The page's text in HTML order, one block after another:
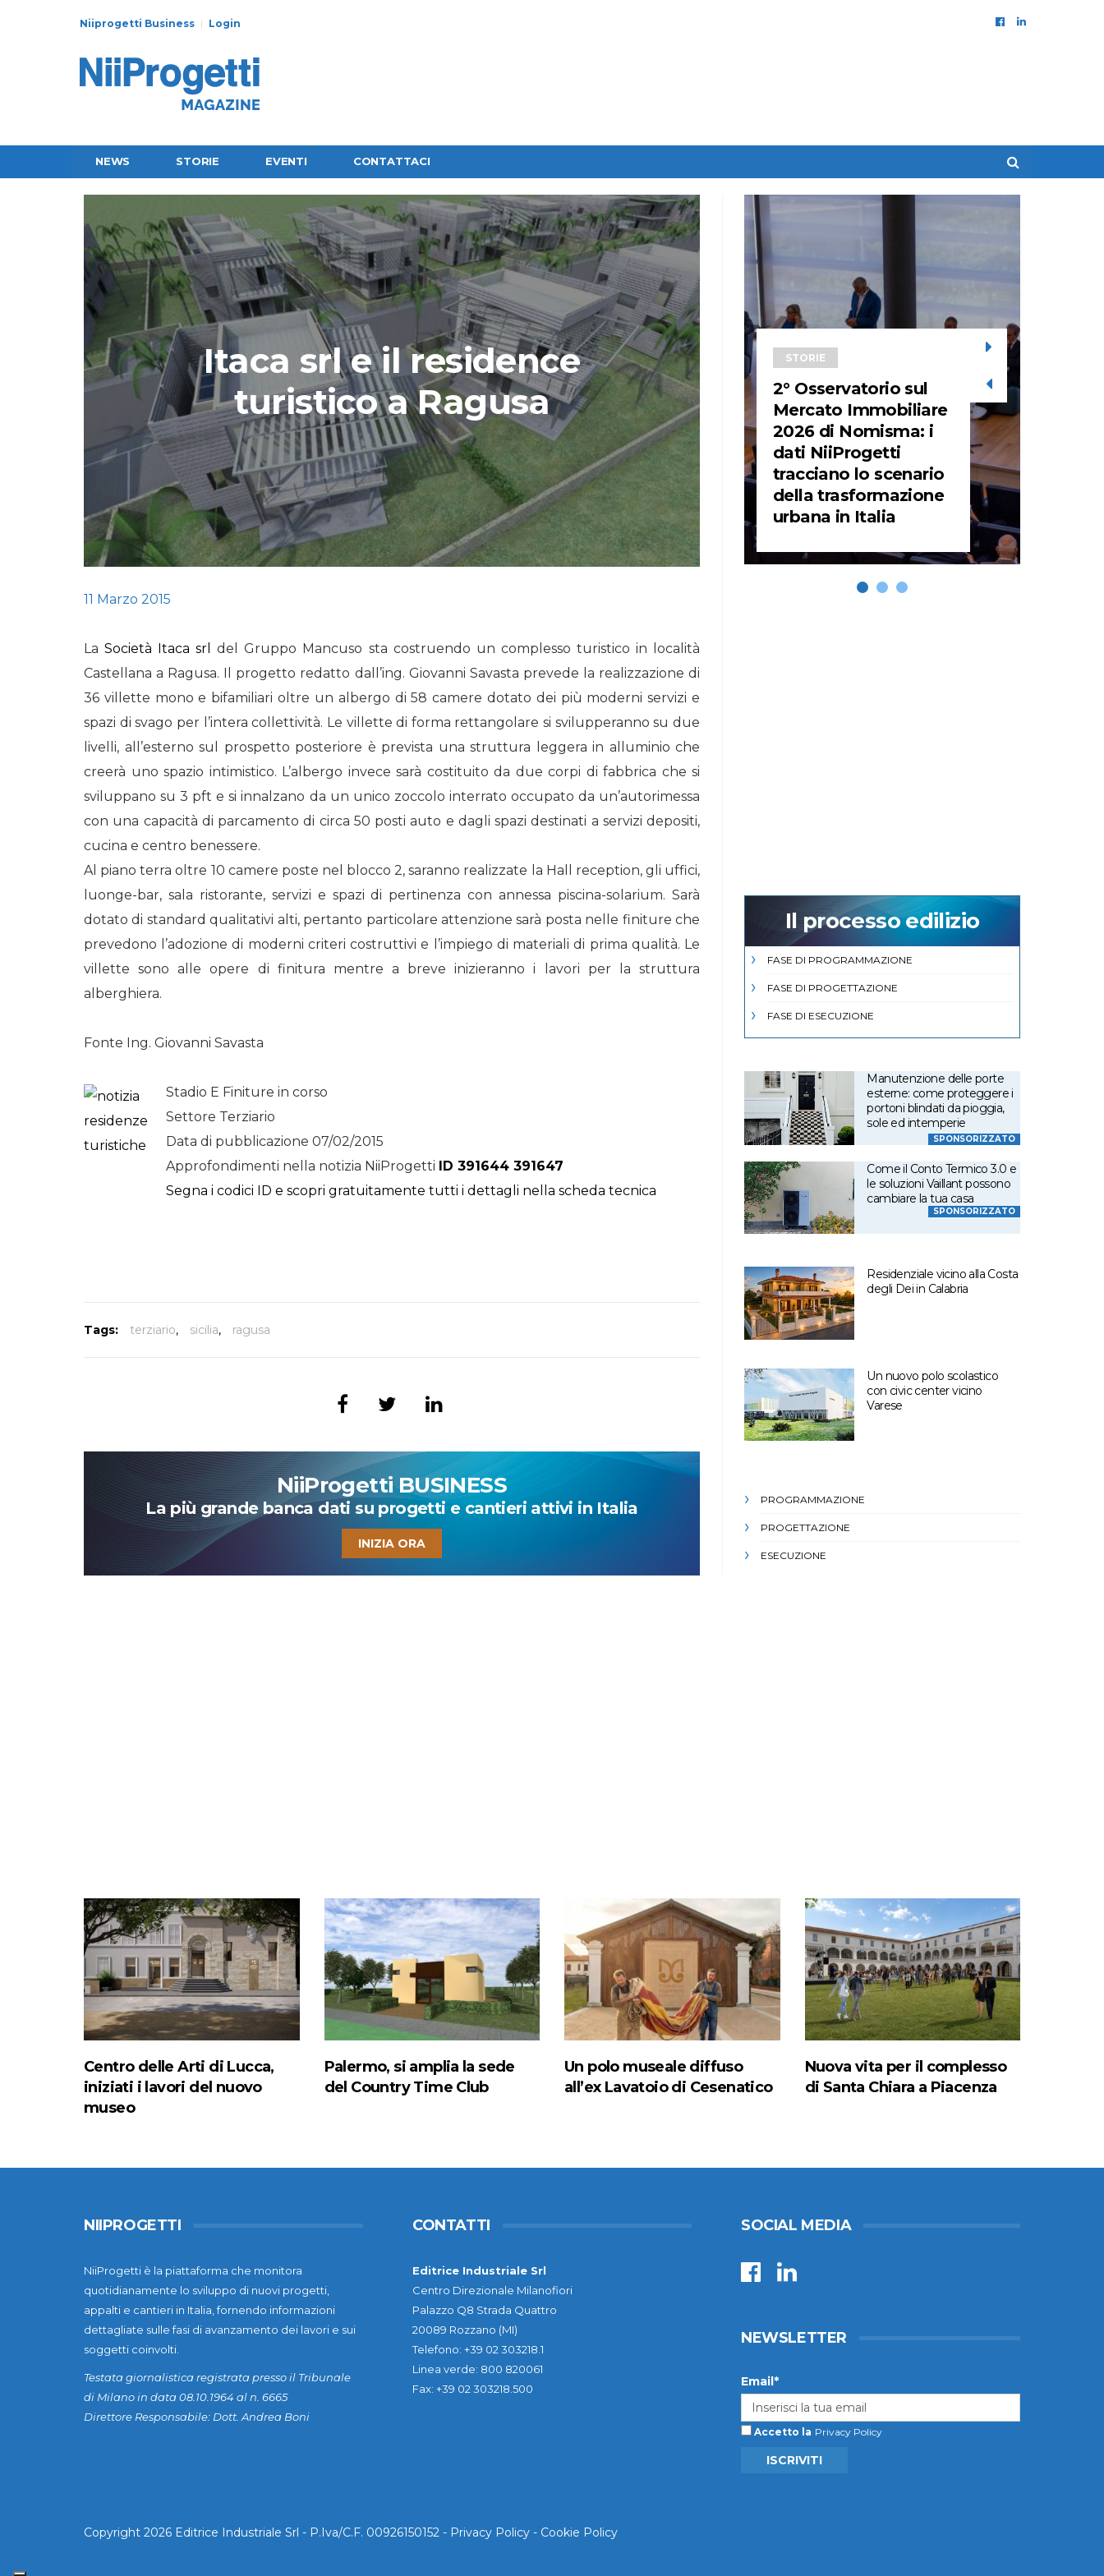
Niiprogetti Business Login
NEWS STORIE EVENTI CONTATTACI
Itaca srl e il residence
turistico a Ragusa
11 Marzo 2015
La Società Itaca srl
del Gruppo Mancuso sta costruendo un complesso turistico in località
Castellana a Ragusa. Il progetto redatto dall’ing. Giovanni Savasta prevede la realizzazione di
36 villette mono e bifamiliari oltre un albergo di 58 camere dotato dei più moderni servizi e
spazi di svago per l’intera collettività. Le villette di forma rettangolare si svilupperanno su due
livelli, all’esterno sul prospetto posteriore è prevista una struttura leggera in alluminio che
creerà uno spazio intimistico. L’albergo invece sarà costituito da due corpi di fabbrica che si
sviluppano su 3 pft e si innalzano da un unico zoccolo interrato occupato da un’autorimessa
con una capacità di parcamento di circa 50 posti auto e dagli spazi destinati a servizi depositi,
cucina e centro benessere.
Al piano terra oltre 10 camere poste nel blocco 2, saranno realizzate la Hall reception, gli uffici,
luonge-bar, sala ristorante, servizi e spazi di pertinenza con annessa piscina-solarium. Sarà
dotato di standard qualitativi alti, pertanto particolare attenzione sarà posta nelle finiture che
prevedono l’adozione di moderni criteri costruttivi e l’impiego di materiali di prima qualità. Le
villette sono alle opere di finitura mentre a breve inizieranno i lavori per la struttura
alberghiera.
Fonte Ing. Giovanni Savasta
Stadio E Finiture in corso
Settore Terziario
Data di pubblicazione 07/02/2015
Approfondimenti nella notizia NiiProgetti ID 391644 391647
Segna i codici ID e scopri gratuitamente tutti i dettagli nella scheda tecnica
Tags: terziario, sicilia, ragusa
NiiProgetti BUSINESS
La più grande banca dati su progetti e cantieri attivi in Italia
INIZIA ORA
STORIE
URBAN
HEADQUARTERS. Il
video del terzo talk di
HEADQUARTERS
REMIX
STORIE
Urban Headquarters:
il workplace che
rigenera la città nel
nuovo talk di
NiiProgetti
STORIE
2° Osservatorio sul
Mercato Immobiliare
2026 di Nomisma: i
dati NiiProgetti
tracciano lo scenario
della trasformazione
urbana in Italia
Il processo edilizio
FASE DI PROGRAMMAZIONE
FASE DI PROGETTAZIONE
FASE DI ESECUZIONE
Manutenzione delle porte
esterne: come proteggere i
portoni blindati da pioggia,
sole ed intemperie
SPONSORIZZATO
Come il Conto Termico 3.0 e
le soluzioni Vaillant possono
cambiare la tua casa
SPONSORIZZATO
Residenziale vicino alla Costa
degli Dei in Calabria
Un nuovo polo scolastico
con civic center vicino
Varese
PROGRAMMAZIONE
PROGETTAZIONE
ESECUZIONE
Centro delle Arti di Lucca,
iniziati i lavori del nuovo
museo
Palermo, si amplia la sede
del Country Time Club
Un polo museale diffuso
all’ex Lavatoio di Cesenatico
Nuova vita per il complesso
di Santa Chiara a Piacenza
NIIPROGETTI
NiiProgetti è la piattaforma che monitora
quotidianamente lo sviluppo di nuovi progetti,
appalti e cantieri in Italia, fornendo informazioni
dettagliate sulle fasi di avanzamento dei lavori e sui
soggetti coinvolti.
Testata giornalistica registrata presso il Tribunale
di Milano in data 08.10.1964 al n. 6665
Direttore Responsabile: Dott. Andrea Boni
CONTATTI
Editrice Industriale Srl
Centro Direzionale Milanofiori
Palazzo Q8 Strada Quattro
20089 Rozzano (MI)
Telefono: +39 02 303218.1
Linea verde: 800 820061
Fax: +39 02 303218.500
SOCIAL MEDIA
NEWSLETTER
Email*
Accetto la Privacy Policy
ISCRIVITI
Copyright 2026 Editrice Industriale Srl - P.Iva/C.F. 00926150152 - Privacy Policy - Cookie Policy